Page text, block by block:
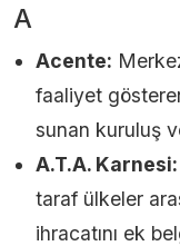
A
Acente:
faaliyet
sunan kuruluş
A.T.A. Karnesi:
taraf ülkeler
ihracatını ek